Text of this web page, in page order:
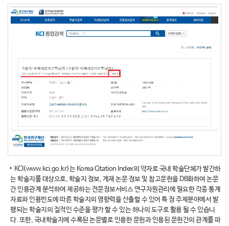
KCI(www.kci.go.kr)는 Korea Citation Index의 약자로 국내 학술단체가 발간하
는 학술지를 대상으로, 학술지 정보, 게재 논문 정보 및 참고문헌을 DB화하여 논문
간 인용관계 분석하여 제공하는 전문정보서비스 연구자원관리에 필요한 각종 통계
자료와 인용빈도에 따른 학술지의 영향력을 산출할 수 있어 특 정 주제분야에서 발
행되는 학술지의 질적인 수준을 평가 할 수 있는 하나의 도구로 활용 될 수 있습니
다. 또한, 국내학술지에 수록된 논문별로 인용한 문헌과 인용된 문헌간의 관계를 파